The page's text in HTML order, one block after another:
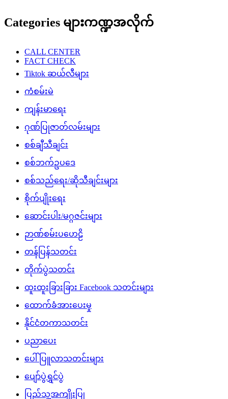
Categories များကဏ္ဍအလိုက်
CALL CENTER
FACT CHECK
Tiktok ဆယ်လီများ
ကံစမ်းမဲ
ကျန်းမာရေး
ဂုဏ်ပြုဇာတ်လမ်းများ
စစ်ချီသီချင်း
စစ်ဘက်ဥပဒေ
စစ်သည်ရေး/ဆိုသီချင်းများ
စိုက်ပျိုးရေး
ဆောင်းပါး/မဂ္ဂဇင်းများ
ဉာဏ်စမ်းပဟေဠိ
တန်ပြန်သတင်း
တိုက်ပွဲသတင်း
ထူးထူးခြားခြား Facebook သတင်းများ
ထောက်ခံအားပေးမှု
နိုင်ငံတကာသတင်း
ပညာပေး
ပေါ်ပြူလာသတင်းများ
ပျော်ပွဲရွှင်ပွဲ
ပြည်သူ့အကျိုးပြု